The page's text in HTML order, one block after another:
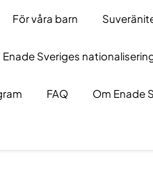
För våra barn
Sveriges
FAQ Om Enade